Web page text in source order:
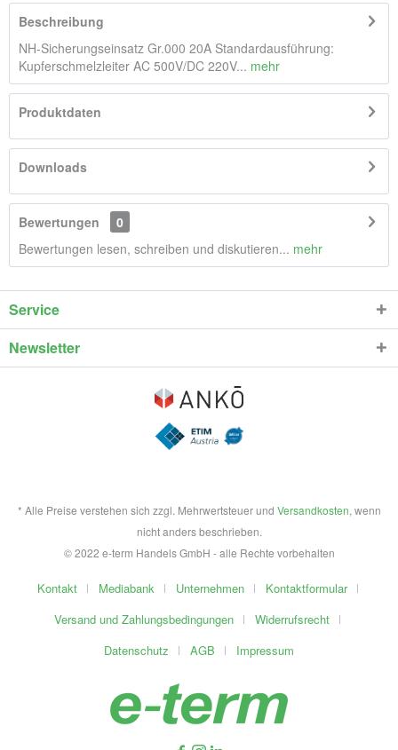
Beschreibung
NH-Sicherungseinsatz Gr.000 20A Standardausführung:
Kupferschmelzleiter AC 500V/DC 220V... mehr
Produktdaten
Downloads
Bewertungen
0
Bewertungen lesen, schreiben und diskutieren... mehr
Service
Newsletter
* Alle Preise verstehen sich zzgl. Mehrwertsteuer und Versandkosten, wenn
nicht anders beschrieben.
© 2022 e-term Handels GmbH - alle Rechte vorbehalten
Kontakt Mediabank Unternehmen
Kontaktformular
Versand und Zahlungsbedingungen
Widerrufsrecht
Datenschutz
AGB Impressum